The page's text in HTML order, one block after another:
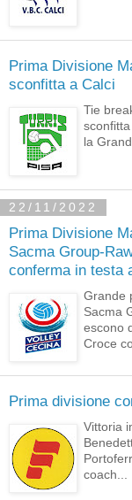
Prima Divisione
sconfitta a Calci
Tie
la
22/11/2022
Prima Divisione
Sacma Group-
conferma in testa
Grande
Sacma
escono
Croce
Prima divisione
Vittoria
coach...